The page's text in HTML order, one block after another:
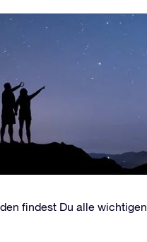
findest Du alle